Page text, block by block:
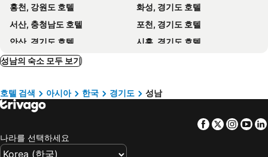
이젠 호텔
러쉬 모텔
나비호텔
MI 모텔
Sunflower Motel
팝콘 모텔
Moran Gaja Motel
Louis
Nyx Motel Seongnam
Seongnam Moran Hotel Aceh
호텔 야자 위례점
Sheel Bangbae
홍천, 강원도 호텔
화성, 경기도 호텔
서산, 충청남도 호텔
포천, 경기도 호텔
안산, 경기도 호텔
시흥, 경기도 호텔
양평, 경기도 호텔
여주, 경기도 호텔
평택, 경기도 호텔
의정부, 경기도 호텔
강화도, 경기도 호텔
서울, 서울 호텔
성남의 숙소 모두 보기
호텔 검색 아시아 한국 경기도 성남
Facebook
Twitter
나라를 선택하세요